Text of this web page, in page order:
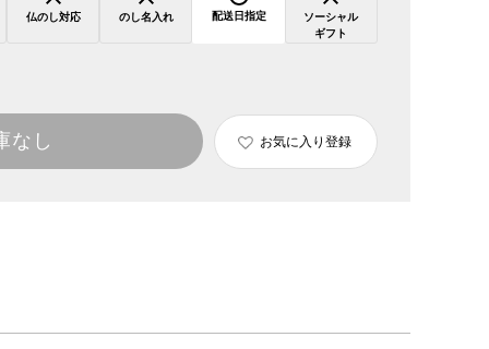
仏のし対応 のし名入れ 配送日指定
ソーシャル
ギフト
なし お気に入り登録